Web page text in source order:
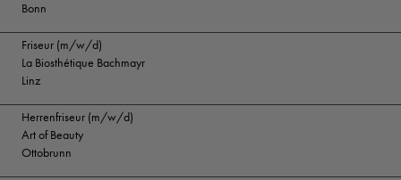
Bonn
Friseur (m/w/d)
La Biosthétique Bachmayr
Linz
Herrenfriseur (m/w/d)
Art of Beauty
Ottobrunn